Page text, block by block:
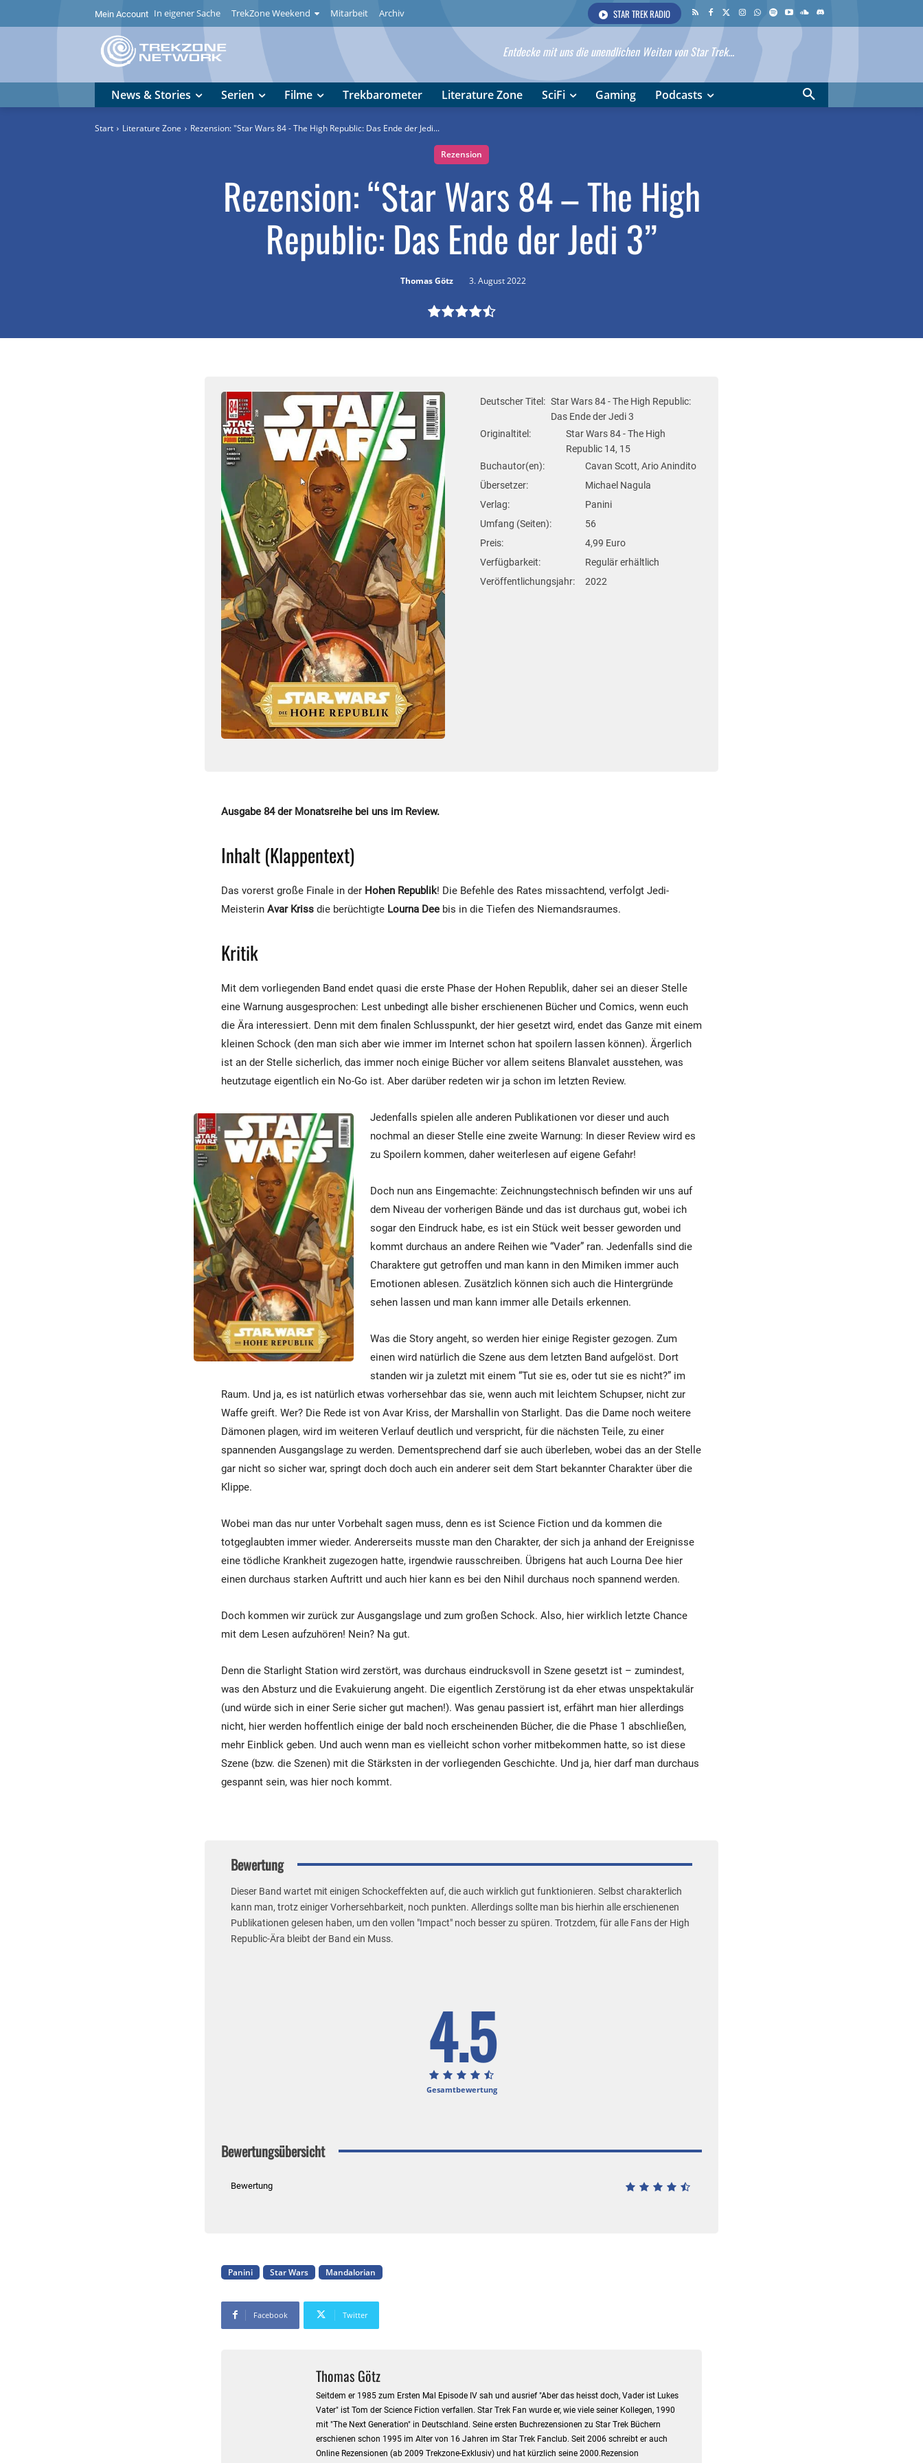
Mein Account In eigener Sache TrekZone Weekend Mitarbeit Archiv STAR TREK RADIO
Entdecke mit uns die unendlichen Weiten von Star Trek...
News & Stories Serien Filme Trekbarometer Literature Zone SciFi Gaming Podcasts
Start Literature Zone Rezension: "Star Wars 84 - The High Republic: Das Ende der Jedi...
Rezension
Rezension: “Star Wars 84 – The High
Republic: Das Ende der Jedi 3”
Thomas Götz 3. August 2022
Deutscher Titel: Star Wars 84 - The High Republic:
Das Ende der Jedi 3
Originaltitel:
Star Wars 84 - The High
Republic 14, 15
Buchautor(en):
Cavan Scott, Ario Anindito
Übersetzer:
Michael Nagula
Verlag:
Panini
Umfang (Seiten):
56
Preis:
4,99 Euro
Verfügbarkeit:
Regulär erhältlich
Veröffentlichungsjahr:
2022
Ausgabe 84 der Monatsreihe bei uns im Review.
Inhalt (Klappentext)
Das vorerst große Finale in der Hohen Republik! Die Befehle des Rates missachtend, verfolgt Jedi-
Meisterin Avar Kriss die berüchtigte Lourna Dee bis in die Tiefen des Niemandsraumes.
Kritik
Mit dem vorliegenden Band endet quasi die erste Phase der Hohen Republik, daher sei an dieser Stelle
eine Warnung ausgesprochen: Lest unbedingt alle bisher erschienenen Bücher und Comics, wenn euch
die Ära interessiert. Denn mit dem finalen Schlusspunkt, der hier gesetzt wird, endet das Ganze mit einem
kleinen Schock (den man sich aber wie immer im Internet schon hat spoilern lassen können). Ärgerlich
ist an der Stelle sicherlich, das immer noch einige Bücher vor allem seitens Blanvalet ausstehen, was
heutzutage eigentlich ein No-Go ist. Aber darüber redeten wir ja schon im letzten Review.
Jedenfalls spielen alle anderen Publikationen vor dieser und auch
nochmal an dieser Stelle eine zweite Warnung: In dieser Review wird es
zu Spoilern kommen, daher weiterlesen auf eigene Gefahr!
Doch nun ans Eingemachte: Zeichnungstechnisch befinden wir uns auf
dem Niveau der vorherigen Bände und das ist durchaus gut, wobei ich
sogar den Eindruck habe, es ist ein Stück weit besser geworden und
kommt durchaus an andere Reihen wie “Vader” ran. Jedenfalls sind die
Charaktere gut getroffen und man kann in den Mimiken immer auch
Emotionen ablesen. Zusätzlich können sich auch die Hintergründe
sehen lassen und man kann immer alle Details erkennen.
Was die Story angeht, so werden hier einige Register gezogen. Zum
einen wird natürlich die Szene aus dem letzten Band aufgelöst. Dort
standen wir ja zuletzt mit einem “Tut sie es, oder tut sie es nicht?” im
Raum. Und ja, es ist natürlich etwas vorhersehbar das sie, wenn auch mit leichtem Schupser, nicht zur
Waffe greift. Wer? Die Rede ist von Avar Kriss, der Marshallin von Starlight. Das die Dame noch weitere
Dämonen plagen, wird im weiteren Verlauf deutlich und verspricht, für die nächsten Teile, zu einer
spannenden Ausgangslage zu werden. Dementsprechend darf sie auch überleben, wobei das an der Stelle
gar nicht so sicher war, springt doch doch auch ein anderer seit dem Start bekannter Charakter über die
Klippe.
Wobei man das nur unter Vorbehalt sagen muss, denn es ist Science Fiction und da kommen die
totgeglaubten immer wieder. Andererseits musste man den Charakter, der sich ja anhand der Ereignisse
eine tödliche Krankheit zugezogen hatte, irgendwie rausschreiben. Übrigens hat auch Lourna Dee hier
einen durchaus starken Auftritt und auch hier kann es bei den Nihil durchaus noch spannend werden.
Doch kommen wir zurück zur Ausgangslage und zum großen Schock. Also, hier wirklich letzte Chance
mit dem Lesen aufzuhören! Nein? Na gut.
Denn die Starlight Station wird zerstört, was durchaus eindrucksvoll in Szene gesetzt ist – zumindest,
was den Absturz und die Evakuierung angeht. Die eigentlich Zerstörung ist da eher etwas unspektakulär
(und würde sich in einer Serie sicher gut machen!). Was genau passiert ist, erfährt man hier allerdings
nicht, hier werden hoffentlich einige der bald noch erscheinenden Bücher, die die Phase 1 abschließen,
mehr Einblick geben. Und auch wenn man es vielleicht schon vorher mitbekommen hatte, so ist diese
Szene (bzw. die Szenen) mit die Stärksten in der vorliegenden Geschichte. Und ja, hier darf man durchaus
gespannt sein, was hier noch kommt.
Bewertung
Dieser Band wartet mit einigen Schockeffekten auf, die auch wirklich gut funktionieren. Selbst charakterlich
kann man, trotz einiger Vorhersehbarkeit, noch punkten. Allerdings sollte man bis hierhin alle erschienenen
Publikationen gelesen haben, um den vollen "Impact" noch besser zu spüren. Trotzdem, für alle Fans der High
Republic-Ära bleibt der Band ein Muss.
4.5
Gesamtbewertung
Bewertungsübersicht
Bewertung
Panini Star Wars Mandalorian
Facebook Twitter
Thomas Götz
Seitdem er 1985 zum Ersten Mal Episode IV sah und ausrief "Aber das heisst doch, Vader ist Lukes
Vater" ist Tom der Science Fiction verfallen. Star Trek Fan wurde er, wie viele seiner Kollegen, 1990
mit "The Next Generation" in Deutschland. Seine ersten Buchrezensionen zu Star Trek Büchern
erschienen schon 1995 im Alter von 16 Jahren im Star Trek Fanclub. Seit 2006 schreibt er auch
Online Rezensionen (ab 2009 Trekzone-Exklusiv) und hat kürzlich seine 2000.Rezension